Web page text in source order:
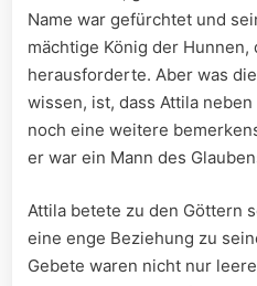
Name war⁣ gefürchtet und
mächtige König ⁣der ⁤Hunnen,
herausforderte. Aber was
⁤wissen, ist,​ dass Attila
noch eine ‌weitere
er ⁢war ​ein ‍Mann des
Attila betete zu den ‍Göttern
eine enge Beziehung zu
Gebete waren nicht nur‌